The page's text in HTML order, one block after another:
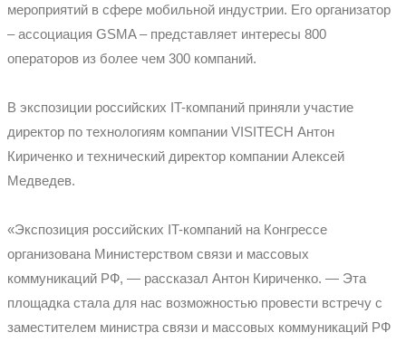
мероприятий в сфере мобильной индустрии. Его организатор
– ассоциация GSMA – представляет интересы 800
операторов из более чем 300 компаний.
В экспозиции российских IT-компаний приняли участие
директор по технологиям компании VISITECH Антон
Кириченко и технический директор компании Алексей
Медведев.
«Экспозиция российских IT-компаний на Конгрессе
организована Министерством связи и массовых
коммуникаций РФ, — рассказал Антон Кириченко. — Эта
площадка стала для нас возможностью провести встречу с
заместителем министра связи и массовых коммуникаций РФ